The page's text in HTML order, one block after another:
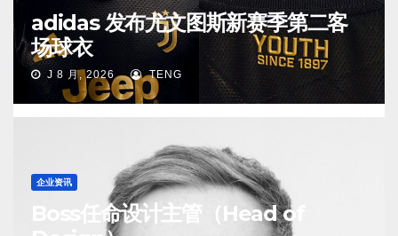
adidas 发布尤文图斯新赛季第二客
场球衣
J 8 月, 2026 TENG
企业资讯
Boss任命设计主管（Head of